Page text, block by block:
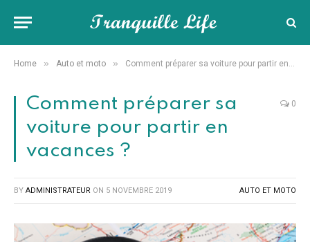
Home » Auto et moto » Comment préparer sa voiture pour partir en vacances ?
Comment préparer sa
voiture pour partir en
vacances ?
0
BY ADMINISTRATEUR ON 5 NOVEMBRE 2019 AUTO ET MOTO